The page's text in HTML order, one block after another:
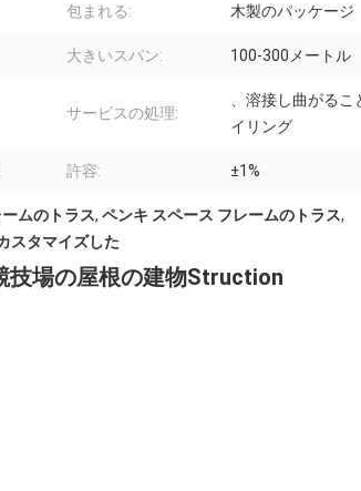
包まれる: 木製のパッケージ
大きいスパン: 100-300メートル
サービスの処理:
、溶接し曲がるこ
イリング
許容: ±1%
ムのトラス, ペンキ スペース フレームのトラス,
スタマイズした
技場の屋根の建物Struction